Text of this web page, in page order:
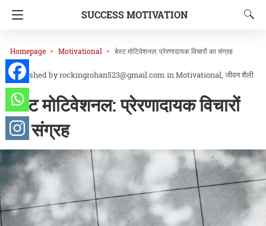
SUCCESS MOTIVATION
Homepage Motivational बेस्ट मोटिवेशनल: प्रेरणादायक विचारों का संग्रह
rockingrohan523@gmail.com inMotivational जीवन शैली
बेस्ट मोटिवेशनल: प्रेरणादायक विचारों
का संग्रह